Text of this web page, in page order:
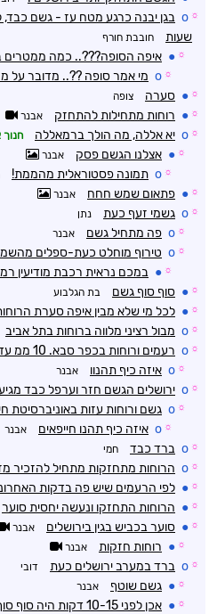
☼
o
שעות
חובבת חורף
☼
● איפה הסופה???.. כמה ממטרים
☼
o מי אמר סופה ??.. מדובר על
☼
● סערה צופה
☼
● רוחות מתחילות להתחזק אבנר
☼
o יא אללה, מה הולך ברמאללה חנוך
☼
● אצלנו הגשם פסק אבנר
☼
o תמונה פסטוראלית מהממת!
☼
● פתאום שמש חחח אבנר
☼
o גשמי זעף כעת נתן
☼
o פה מתחיל גשם אבנר
☼
o טירוף מוחלט כעת-ספלים
☼
● במכם נראית רכבת מודיעין
☼
● סוף סוף גשם בת הגלבוע
☼
● לכל מי שלא מבין איפה סערת
☼
o מבול רציני מלווה ברוחות בתל אביב
☼
o רעמים ורוחות בכפר סבא. 10 ממ עד כה ונראה שמתחדש בקרוב
☼
o איזה כיף תהנוו אבנר
☼
o ירושלים הגשם חזר וערפל כבד
☼
o גשם ורוחות עזות באוניברסיטת
☼
o איזה כיף תהנו חייפאים אבנר
☼
o ברד כבד חמי
☼
o הרוחות מתחזקות מתחיל להזכיר
☼
● לפי הרעמים שיש פה בדקות
☼
● הרוחות התחזקו ונעשה יחסית סוער
☼
● סוער בכביש בגין בירושלים אבנר
☼
● רוחות חזקות אבנר
☼
o ברד במערב ירושלים כעת דובי
☼
● גשם שוטף אבנר
☼
● אכן לפני 10-15 דקות היה סוף סוף גשם שראוי לכינוי זלעפות